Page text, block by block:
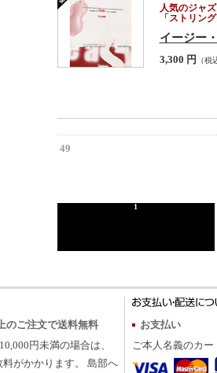
人気のジャ
「ストリン
イージー
3,300 円 （税
49
1
のご注文で送料無料
円未満の場合は、
がかかります。 島部へ
お支払い
ご本人名義のカ